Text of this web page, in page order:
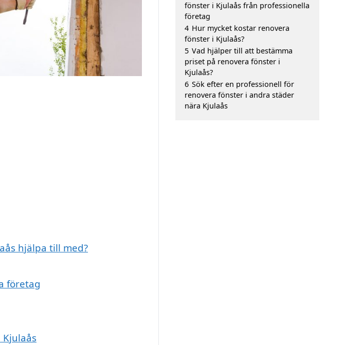
hjälpa till med?
företag
fönster i Kjulaås från professionella
företag
4 Hur mycket kostar renovera
fönster i Kjulaås?
5 Vad hjälper till att bestämma
priset på renovera fönster i
Kjulaås?
6 Sök efter en professionell för
renovera fönster i andra städer
nära Kjulaås